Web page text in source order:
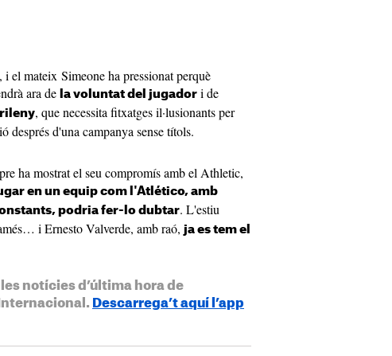
el mateix Simeone ha pressionat perquè
ara de la voluntat del jugador i de
, que necessita fitxatges il·lusionants per
després d'una campanya sense títols.
ha mostrat el seu compromís amb el Athletic,
en un equip com l'Atlético, amb
podria fer-lo dubtar. L'estiu
i Ernesto Valverde, amb raó, ja es tem el
notícies d’última hora de
Descarrega’t aquí l’app